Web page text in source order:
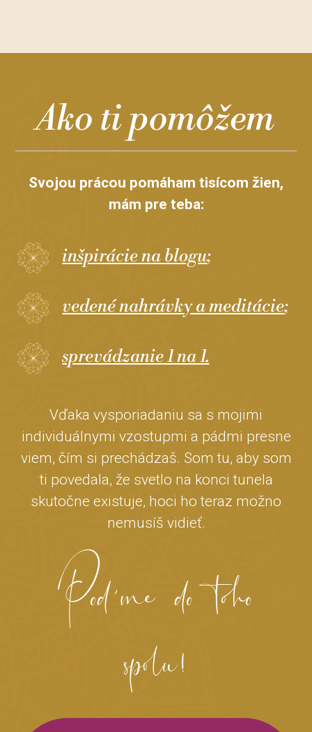
Ako ti pomôžem
Svojou prácou pomáham tisícom žien,
mám pre teba:
inšpirácie na blogu;
vedené nahrávky a meditácie;
sprevádzanie 1 na 1.
Vďaka vysporiadaniu sa s mojimi
individuálnymi vzostupmi a pádmi presne
viem, čím si prechádzaš. Som tu, aby som
ti povedala, že svetlo na konci tunela
skutočne existuje, hoci ho teraz možno
nemusíš vidieť.
Pod´me do toho
spolu!